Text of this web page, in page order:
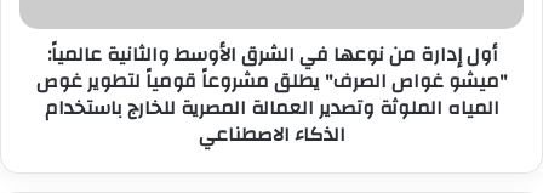
أول إدارة من نوعها في الشرق الأوسط والثانية عالمياً:
"ميشو غواص الصرف" يطلق مشروعاً قومياً لتطوير غوص
المياه الملوثة وتصدير العمالة المصرية للخارج باستخدام
الذكاء الاصطناعي